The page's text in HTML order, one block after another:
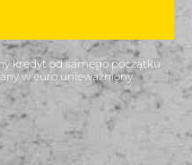
kredyt od samego początku
w euro unieważniony